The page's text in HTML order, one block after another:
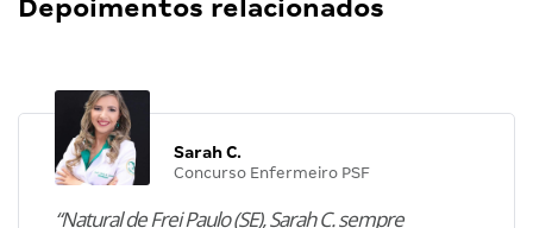
Depoimentos relacionados
Sarah C.
Concurso Enfermeiro PSF
“Natural de Frei Paulo (SE), Sarah C. sempre